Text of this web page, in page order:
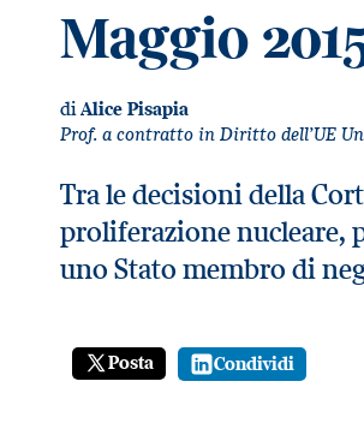
Maggio
di Alice Pisapia
Prof. a contratto in Diritto dell’UE
Tra le decisioni della
proliferazione nucleare,
uno Stato membro di
Posta Condividi